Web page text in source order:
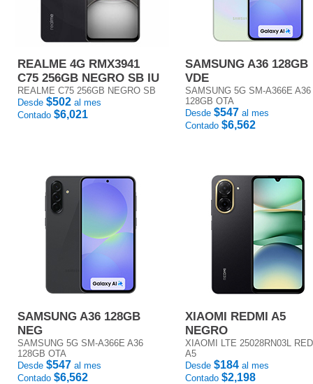
REALME 4G RMX3941
C75 256GB NEGRO SB IU
REALME C75 256GB NEGRO SB
Desde $502 al mes
Contado $6,021
SAMSUNG A36 128GB
VDE
SAMSUNG 5G SM-A366E A36
128GB OTA
Desde $547 al mes
Contado $6,562
SAMSUNG A36 128GB
NEG
SAMSUNG 5G SM-A366E A36
128GB OTA
Desde $547 al mes
Contado $6,562
XIAOMI REDMI A5
NEGRO
XIAOMI LTE 25028RN03L
A5
Desde $184 al mes
Contado $2,198